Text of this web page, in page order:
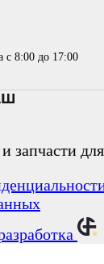
с 8:00 до 17:00
запчасти